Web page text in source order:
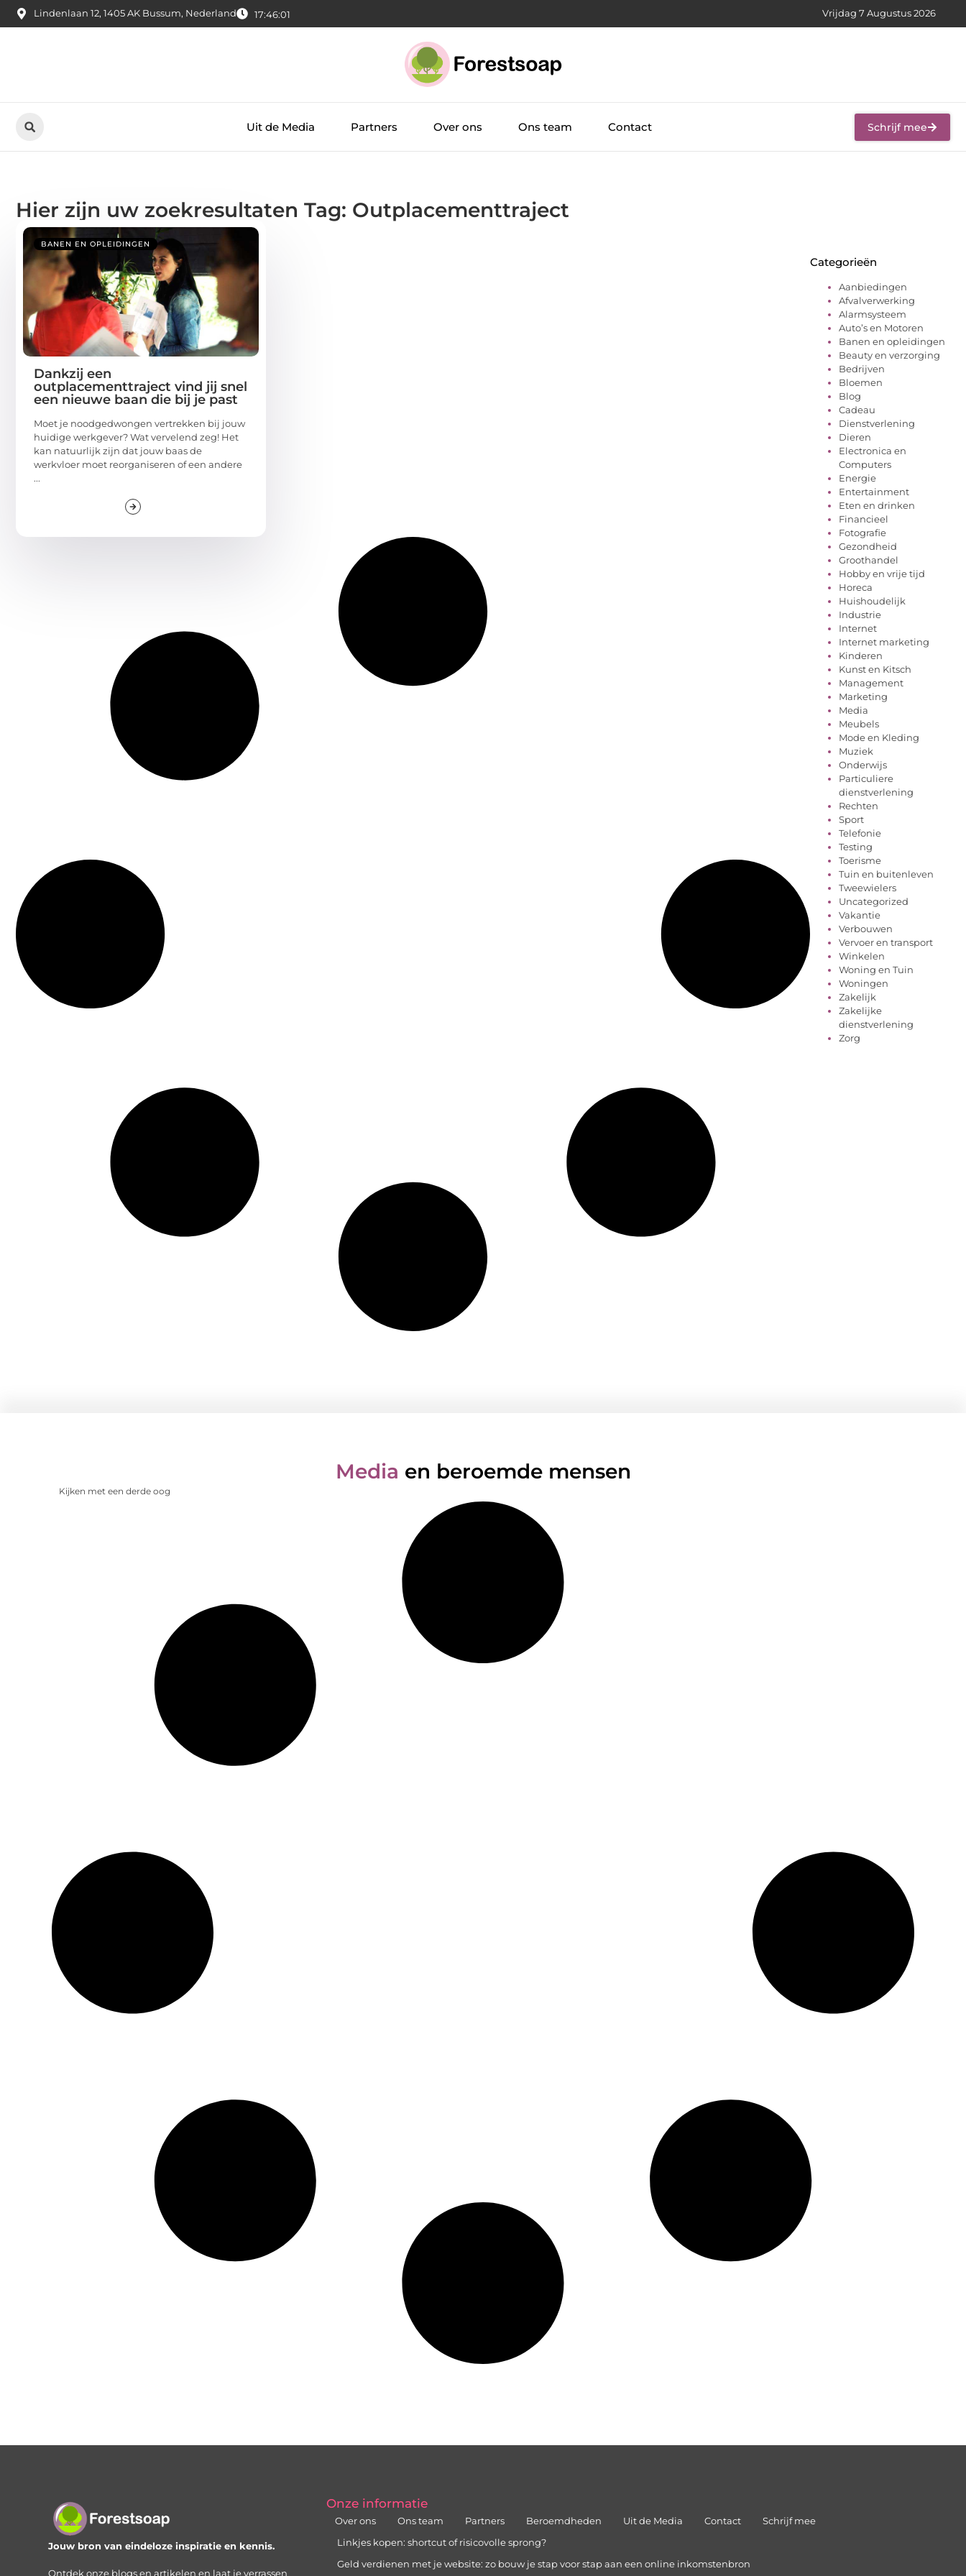
Lindenlaan 12, 1405 AK Bussum, Nederland 17:46:01 Vrijdag 7 Augustus 2026
Uit de Media Partners Over ons Ons team Contact Schrijf mee
Hier zijn uw zoekresultaten Tag: Outplacementtraject
BANEN EN OPLEIDINGEN
Dankzij een
outplacementtraject vind jij snel
een nieuwe baan die bij je past
Moet je noodgedwongen vertrekken bij jouw
huidige werkgever? Wat vervelend zeg! Het
kan natuurlijk zijn dat jouw baas de
werkvloer moet reorganiseren of een andere
...
Categorieën
Aanbiedingen
Afvalverwerking
Alarmsysteem
Auto’s en Motoren
Banen en opleidingen
Beauty en verzorging
Bedrijven
Bloemen
Blog
Cadeau
Dienstverlening
Dieren
Electronica en
Computers
Energie
Entertainment
Eten en drinken
Financieel
Fotografie
Gezondheid
Groothandel
Hobby en vrije tijd
Horeca
Huishoudelijk
Industrie
Internet
Internet marketing
Kinderen
Kunst en Kitsch
Management
Marketing
Media
Meubels
Mode en Kleding
Muziek
Onderwijs
Particuliere
dienstverlening
Rechten
Sport
Telefonie
Testing
Toerisme
Tuin en buitenleven
Tweewielers
Uncategorized
Vakantie
Verbouwen
Vervoer en transport
Winkelen
Woning en Tuin
Woningen
Zakelijk
Zakelijke
dienstverlening
Zorg
Media en beroemde mensen
Kijken met een derde oog
Jouw bron van eindeloze inspiratie en kennis.
Ontdek onze blogs en artikelen en laat je verrassen
Onze informatie
Over ons Ons team Partners Beroemdheden Uit de Media Contact
Schrijf mee
Linkjes kopen: shortcut of risicovolle sprong?
Geld verdienen met je website: zo bouw je stap voor stap aan een online inkomstenbron